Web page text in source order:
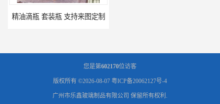
精油滴瓶 套装瓶 支持来图定制
您是第602170位访客
版权所有 ©2026-08-07 粤ICP备20062127号-4
广州市乐鑫玻璃制品有限公司 保留所有权利.